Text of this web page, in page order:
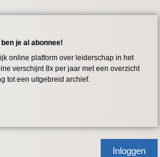
je al abonnee!
online platform over leiderschap in het
verschijnt 8x per jaar met een overzicht
tot een uitgebreid archief.
Inloggen